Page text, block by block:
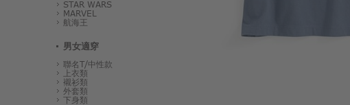
STAR WARS
MARVEL
航海王
男女適穿
聯名T/中性款
上衣類
襯衫類
外套類
下身類